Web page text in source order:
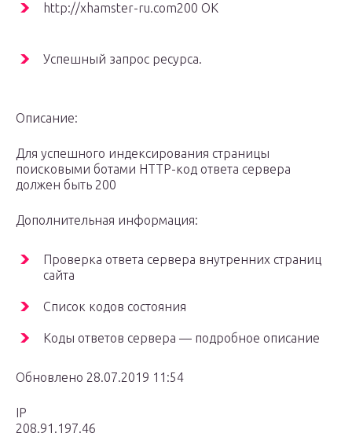
http://xhamster-ru.com200 OK
Успешный запрос ресурса.
Описание:
Для успешного индексирования страницы
поисковыми ботами HTTP-код ответа сервера
должен быть 200
Дополнительная информация:
Проверка ответа сервера внутренних страниц
сайта
Список кодов состояния
Коды ответов сервера — подробное описание
Обновлено 28.07.2019 11:54
IP
208.91.197.46